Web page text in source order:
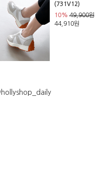
(731V12)
10% 49,900원
44,910원